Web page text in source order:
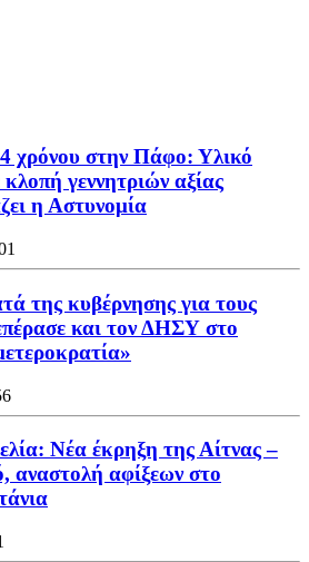
χρόνου στην Πάφο: Υλικό
γεννητριών αξίας
η Αστυνομία
της κυβέρνησης για τους
και τον ΔΗΣΥ στο
Νέα έκρηξη της Αίτνας –
αναστολή αφίξεων στο